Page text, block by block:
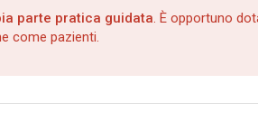
parte pratica guidata. È opportuno
come pazienti.